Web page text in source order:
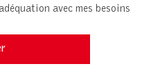
avec mes besoins